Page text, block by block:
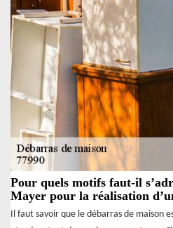
Pour quels motifs faut-il
Mayer pour la réalisation
Il faut savoir que le débarras de maison